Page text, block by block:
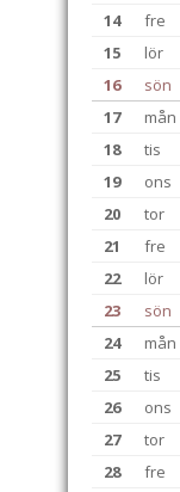
14
fre
15
lör
16
sön
17
mån
18
tis
19
ons
20
tor
21
fre
22
lör
23
sön
24
mån
25
tis
26
ons
27
tor
28
fre